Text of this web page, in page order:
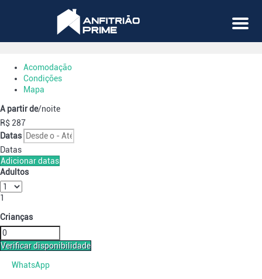
Menu
Acomodação
Condições
Mapa
A partir de/noite
R$ 287
Datas
Datas
Adicionar datas
Adultos
1
Crianças
Verificar disponibilidade
WhatsApp